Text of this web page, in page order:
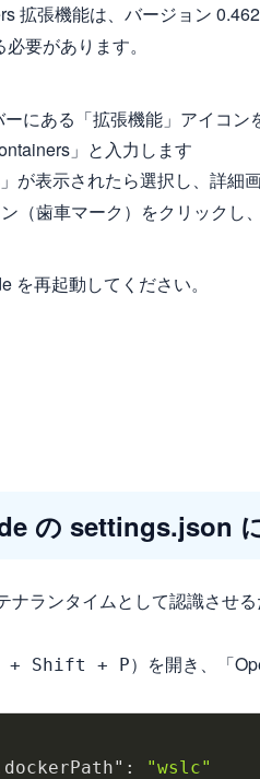
拡張機能は、バージョン
要があります。
にある「拡張機能」アイコン
」と入力します
が表示されたら選択し、詳細
（歯車マーク）をクリックし
を再起動してください。
の settings.json
ナランタイムとして認識させ
+ Shift + P）を開き、「
:
"wslc"